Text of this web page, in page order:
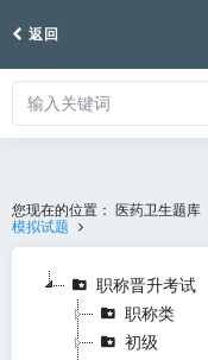
返回
您现在的位置： 医药卫生题库
模拟试题
职称晋升考试
职称类
初级